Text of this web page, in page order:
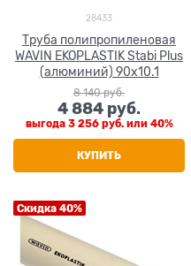
28433
Труба полипропиленовая
WAVIN EKOPLASTIK Stabi Plus
(алюминий) 90x10.1
8 140 руб.
4 884 руб.
выгода 3 256 руб.или 40%
КУПИТЬ
Скидка 40%